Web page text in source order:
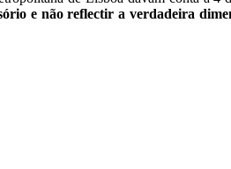
e não reflectir a verdadeira